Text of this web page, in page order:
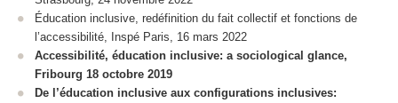
Éducation inclusive, redéfinition du fait collectif et fonctions de
l’accessibilité, Inspé Paris, 16 mars 2022
Accessibilité, éducation inclusive: a sociological glance,
Fribourg 18 octobre 2019
De l’éducation inclusive aux configurations inclusives: